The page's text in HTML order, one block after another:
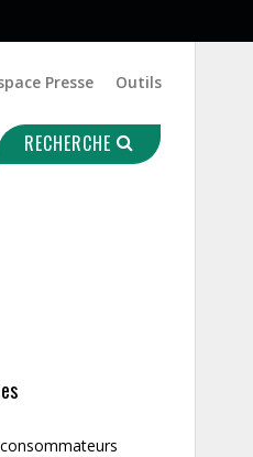
Presse Outils
RECHERCHE